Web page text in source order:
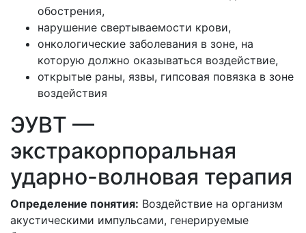
обострения,
нарушение свертываемости крови,
онкологические заболевания в зоне, на
которую должно оказываться воздействие,
открытые раны, язвы, гипсовая повязка в зоне
воздействия
ЭУВТ —
экстракорпоральная
ударно-волновая терапия
Определение понятия: Воздействие на организм
акустическими импульсами, генерируемые